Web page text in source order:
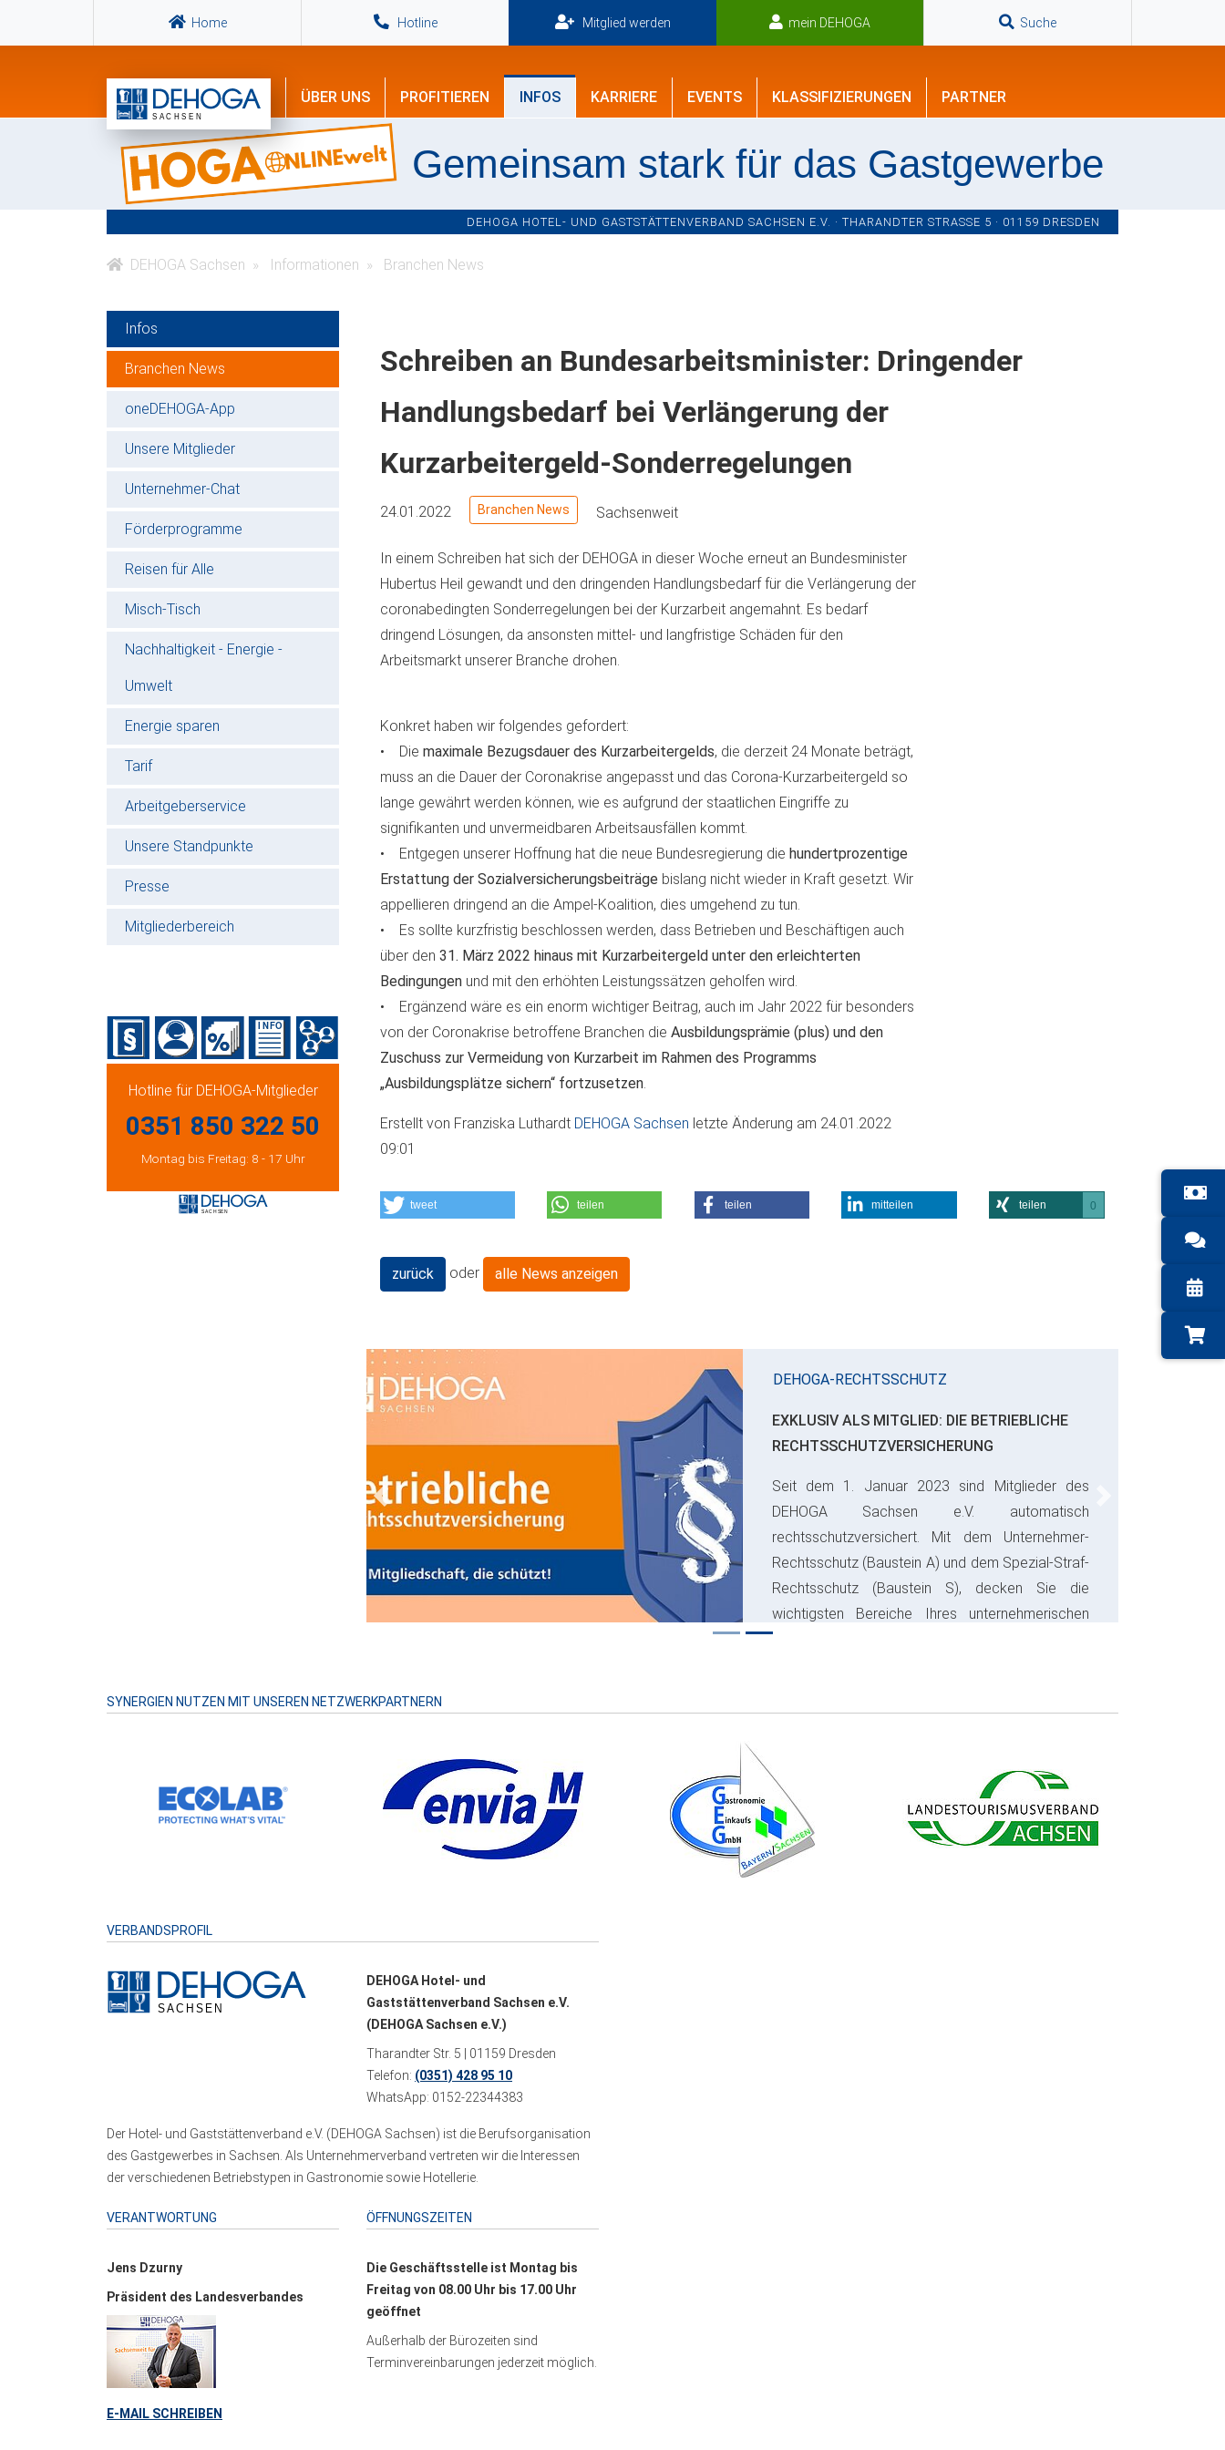
Home Hotline Mitglied werden mein DEHOGA Suche
ÜBER UNS PROFITIEREN INFOS KARRIERE EVENTS KLASSIFIZIERUNGEN PARTNER
Gemeinsam stark für das Gastgewerbe
DEHOGA HOTEL- UND GASTSTÄTTENVERBAND SACHSEN E.V. · THARANDTER STRASSE 5 · 01159 DRESDEN
DEHOGA Sachsen Informationen Branchen News
Infos
Branchen News
oneDEHOGA-App
Unsere Mitglieder
Unternehmer-Chat
Förderprogramme
Reisen für Alle
Misch-Tisch
Nachhaltigkeit - Energie -
Umwelt
Energie sparen
Tarif
Arbeitgeberservice
Unsere Standpunkte
Presse
Mitgliederbereich
Hotline für DEHOGA-Mitglieder
0351 850 322 50
Montag bis Freitag: 8 - 17 Uhr
Schreiben an Bundesarbeitsminister: Dringender
Handlungsbedarf bei Verlängerung der
Kurzarbeitergeld-Sonderregelungen
24.01.2022 Branchen News Sachsenweit
In einem Schreiben hat sich der DEHOGA in dieser Woche erneut an Bundesminister
Hubertus Heil gewandt und den dringenden Handlungsbedarf für die Verlängerung der
coronabedingten Sonderregelungen bei der Kurzarbeit angemahnt. Es bedarf
dringend Lösungen, da ansonsten mittel- und langfristige Schäden für den
Arbeitsmarkt unserer Branche drohen.
Konkret haben wir folgendes gefordert:
• Die maximale Bezugsdauer des Kurzarbeitergelds, die derzeit 24 Monate beträgt,
muss an die Dauer der Coronakrise angepasst und das Corona-Kurzarbeitergeld so
lange gewährt werden können, wie es aufgrund der staatlichen Eingriffe zu
signifikanten und unvermeidbaren Arbeitsausfällen kommt.
• Entgegen unserer Hoffnung hat die neue Bundesregierung die hundertprozentige
Erstattung der Sozialversicherungsbeiträge bislang nicht wieder in Kraft gesetzt. Wir
appellieren dringend an die Ampel-Koalition, dies umgehend zu tun.
• Es sollte kurzfristig beschlossen werden, dass Betrieben und Beschäftigen auch
über den 31. März 2022 hinaus mit Kurzarbeitergeld unter den erleichterten
Bedingungen und mit den erhöhten Leistungssätzen geholfen wird.
• Ergänzend wäre es ein enorm wichtiger Beitrag, auch im Jahr 2022 für besonders
von der Coronakrise betroffene Branchen die Ausbildungsprämie (plus) und den
Zuschuss zur Vermeidung von Kurzarbeit im Rahmen des Programms
„Ausbildungsplätze sichern“ fortzusetzen
Erstellt von Franziska Luthardt DEHOGA Sachsen letzte Änderung am 24.01.2022
09:01
tweet teilen teilen mitteilen teilen 0
zurück oder alle News anzeigen
DEHOGA-RECHTSSCHUTZ
EXKLUSIV ALS MITGLIED: DIE BETRIEBLICHE
RECHTSSCHUTZVERSICHERUNG
Seit dem 1. Januar 2023 sind Mitglieder des
DEHOGA Sachsen e.V. automatisch
rechtsschutzversichert. Mit dem Unternehmer-
Rechtsschutz (Baustein A) und dem Spezial-Straf-
Rechtsschutz (Baustein S), decken Sie die
wichtigsten Bereiche Ihres unternehmerischen
Risikos ab und sparen bares Geld.
Previous
SYNERGIEN NUTZEN MIT UNSEREN NETZWERKPARTNERN
VERBANDSPROFIL
DEHOGA Hotel- und
Gaststättenverband Sachsen e.V.
(DEHOGA Sachsen e.V.)
Tharandter Str. 5 | 01159 Dresden
Telefon: (0351) 428 95 10
WhatsApp: 0152-22344383
Der Hotel- und Gaststättenverband e.V. (DEHOGA Sachsen) ist die Berufsorganisation
des Gastgewerbes in Sachsen. Als Unternehmerverband vertreten wir die Interessen
der verschiedenen Betriebstypen in Gastronomie sowie Hotellerie.
VERANTWORTUNG
Jens Dzurny
Präsident des Landesverbandes
E-MAIL SCHREIBEN
ÖFFNUNGSZEITEN
Die Geschäftsstelle ist Montag bis
Freitag von 08.00 Uhr bis 17.00 Uhr
geöffnet
Außerhalb der Bürozeiten sind
Terminvereinbarungen jederzeit möglich.